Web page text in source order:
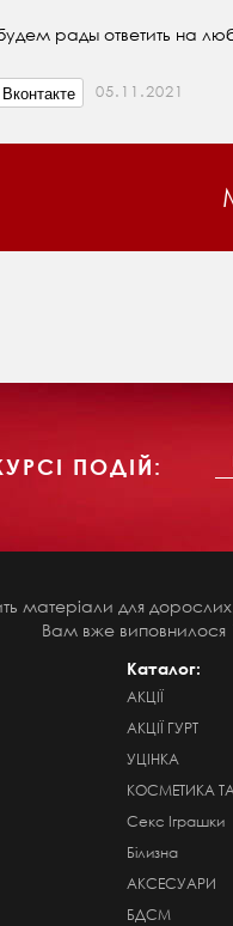
рады ответить на
Вконтакте 05.11.2021
ПОДІЙ:
матеріали для
Вам вже виповнилося
Каталог:
АКЦІЇ
АКЦІЇ ГУРТ
УЦІНКА
КОСМЕТИКА
Секс Іграшки
Білизна
АКСЕСУАРИ
БДСМ